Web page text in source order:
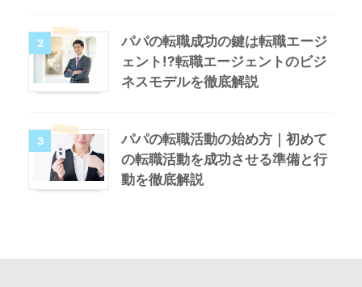
2
パパの転職成功の鍵は転職エージ
ェント!?転職エージェントのビジ
ネスモデルを徹底解説
3
パパの転職活動の始め方｜初めて
の転職活動を成功させる準備と行
動を徹底解説